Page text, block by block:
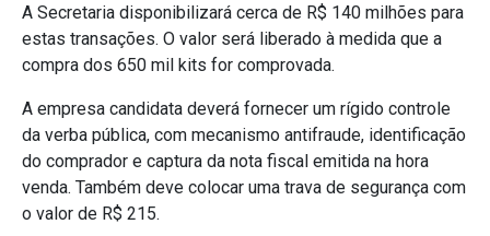
A Secretaria disponibilizará cerca de R$ 140 milhões para
estas transações. O valor será liberado à medida que a
compra dos 650 mil kits for comprovada.
A empresa candidata deverá fornecer um rígido controle
da verba pública, com mecanismo antifraude, identificação
do comprador e captura da nota fiscal emitida na hora
venda. Também deve colocar uma trava de segurança com
o valor de R$ 215.